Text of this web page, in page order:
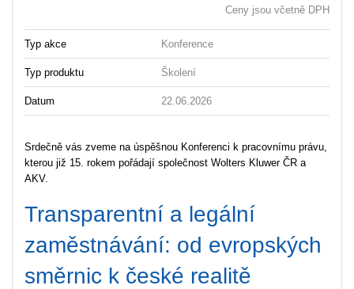
Ceny jsou včetně DPH
Typ akce Konference
Typ produktu Školení
Datum 22.06.2026
Srdečně vás zveme na úspěšnou Konferenci k pracovnímu právu,
kterou již 15. rokem pořádají společnost Wolters Kluwer ČR a
AKV.
Transparentní a legální
zaměstnávání: od evropských
směrnic k české realitě